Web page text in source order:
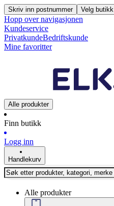
Skriv inn postnummer Velg butikk
Hopp over navigasjonen
Kundeservice
PrivatkundeBedriftskunde
Mine favoritter
Alle produkter
Finn butikk
Logg inn
Handlekurv
Alle produkter